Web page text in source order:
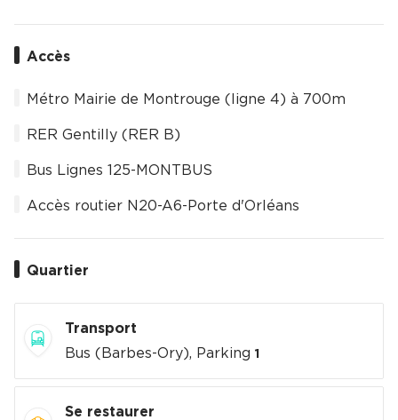
Accès
Métro Mairie de Montrouge (ligne 4) à 700m
RER Gentilly (RER B)
Bus Lignes 125-MONTBUS
Accès routier N20-A6-Porte d'Orléans
Quartier
Transport
Bus (Barbes-Ory), Parking 1
Se restaurer